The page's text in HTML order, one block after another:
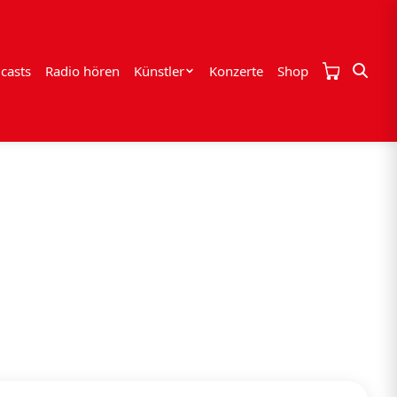
Radio hören Künstler Konzerte Shop